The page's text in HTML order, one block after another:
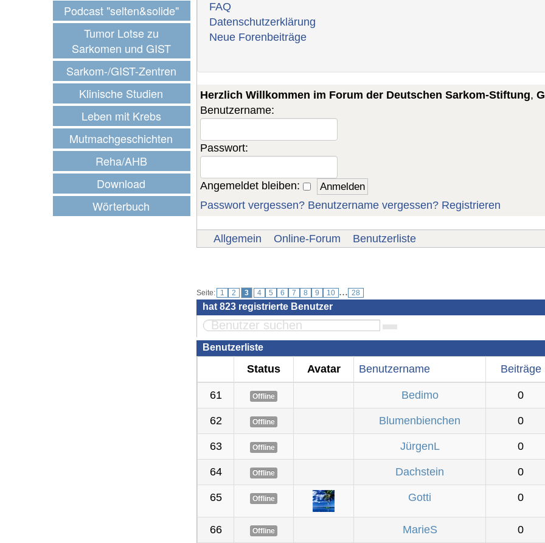
Podcast "selten&solide"
Tumor Lotse zu
Sarkomen und GIST
Sarkom-/GIST-Zentren
Klinische Studien
Leben mit Krebs
Mutmachgeschichten
Reha/AHB
Download
Wörterbuch
FAQ
Datenschutzerklärung
Neue Forenbeiträge
Herzlich Willkommen im Forum der Deutschen Sarkom-Stiftung,
Benutzername:
Passwort:
Angemeldet bleiben:
Passwort vergessen? Benutzername vergessen? Registrieren
Allgemein Online-Forum Benutzerliste
Seite: 1 2 3 4 5 6 7 8 9 10 ... 28
hat 823 registrierte Benutzer
Benutzerliste
Status Avatar Benutzername Beiträge
61 Offline Bedimo 0
62 Offline Blumenbienchen 0
63 Offline JürgenL 0
64 Offline Dachstein 0
65 Offline Gotti 0
66 Offline MarieS 0